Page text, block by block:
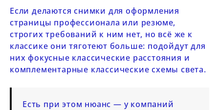
Если делаются снимки для оформления
страницы профессионала или резюме,
строгих требований к ним нет, но всё же к
классике они тяготеют больше: подойдут для
них фокусные классические расстояния и
комплементарные классические схемы света.
Есть при этом нюанс — у компаний